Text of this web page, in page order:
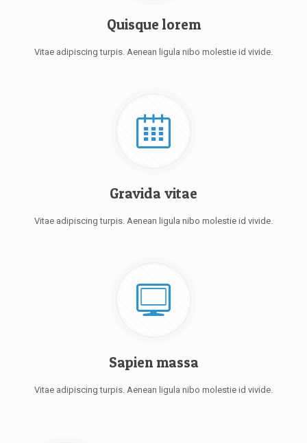
Quisque lorem
Vitae adipiscing turpis. Aenean ligula nibo molestie id vivide.
Gravida vitae
Vitae adipiscing turpis. Aenean ligula nibo molestie id vivide.
Sapien massa
Vitae adipiscing turpis. Aenean ligula nibo molestie id vivide.